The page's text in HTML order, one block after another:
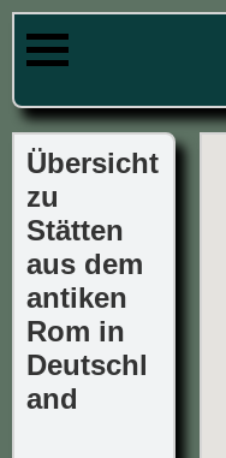
Übersicht
zu
Stätten
aus dem
antiken
Rom in
Deutschl
and